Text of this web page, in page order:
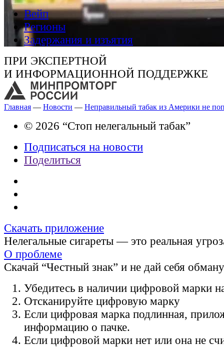
Вейп
Регионы
Задержания и изъятия
ПРИ ЭКСПЕРТНОЙ
И ИНФОРМАЦИОННОЙ ПОДДЕРЖКЕ
Главная — Новости — Неправильный табак из Америки не
© 2026 “Стоп нелегальный табак”
Подписаться на новости
Поделиться
Скачать приложение
Нелегальные сигареты — это реальная
О проблеме
Скачай “Честный знак” и не дай себя
Убедитесь в наличии цифровой марки
Отсканируйте цифровую марку
Если цифровая марка подлинная,
информацию о пачке.
Если цифровой марки нет или она не